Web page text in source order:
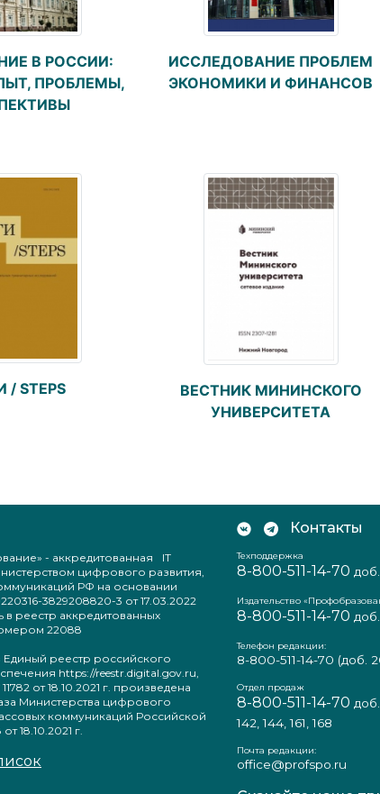
В РОССИИ:
ПРОБЛЕМЫ,
ИССЛЕДОВАНИЕ ПРОБЛЕМ
ЭКОНОМИКИ И ФИНАНСОВ
STEPS
ВЕСТНИК МИНИНСКОГО
УНИВЕРСИТЕТА
- аккредитованная IT
цифрового развития,
РФ на основании
3829208820-3 от 17.03.2022
в реестр аккредитованных
22088
реестр российского
https://reestr.digital.gov.ru,
от 18.10.2021 г. произведена
Министерства цифрового
коммуникаций Российской
18.10.2021 г.
Контакты
Техподдержка
8-800-511-14-70
Издательство
8-800-511-14-70
Телефон редакции:
8-800-511-14-70 (доб.
Отдел продаж
8-800-511-14-70 доб.
142, 144, 161, 168
Почта редакции:
office@profspo.ru